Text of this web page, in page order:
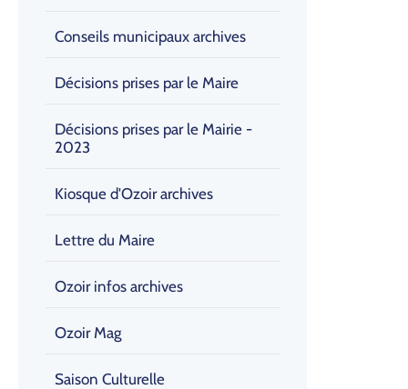
Conseils municipaux archives
Décisions prises par le Maire
Décisions prises par le Mairie -
2023
Kiosque d'Ozoir archives
Lettre du Maire
Ozoir infos archives
Ozoir Mag
Saison Culturelle